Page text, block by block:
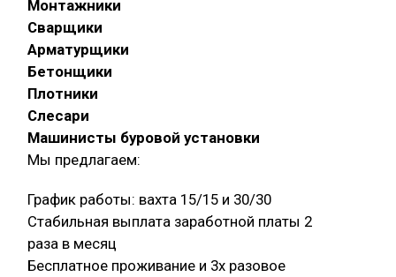
Монтажники
Сварщики
Арматурщики
Бетонщики
Плотники
Слесари
Машинисты буровой установки
Мы предлагаем:
График работы: вахта 15/15 и 30/30
Стабильная выплата заработной платы 2
раза в месяц
Бесплатное проживание и 3х разовое